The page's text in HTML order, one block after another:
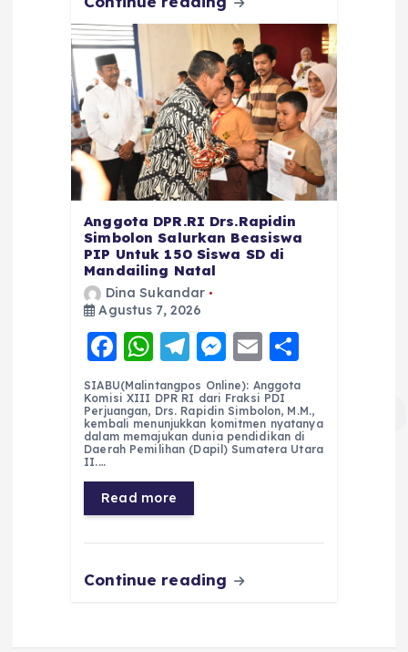
Anggota DPR.RI Drs.Rapidin
Simbolon Salurkan Beasiswa
PIP Untuk 150 Siswa SD di
Mandailing Natal
Dina Sukandar
Agustus 7, 2026
F
a
c
e
b
o
o
k
W
h
a
ts
A
p
p
T
el
e
g
r
a
m
M
e
ss
e
n
E
m
ai
l
h
a
re
SIABU(Malintangpos Online): Anggota
Komisi XIII DPR RI dari Fraksi PDI
Perjuangan, Drs. Rapidin Simbolon, M.M.,
kembali menunjukkan komitmen nyatanya
dalam memajukan dunia pendidikan di
Daerah Pemilihan (Dapil) Sumatera Utara
II.…
Read more
Continue reading